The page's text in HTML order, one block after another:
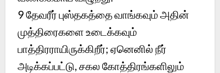
9தேவரீர் புஸ்தகத்தை வாங்கவும் அதின்
முத்திரைகளை உடைக்கவும்
பாத்திரராயிருக்கிறீர்; ஏனெனில் நீர்
அடிக்கப்பட்டு, சகல கோத்திரங்களிலும்